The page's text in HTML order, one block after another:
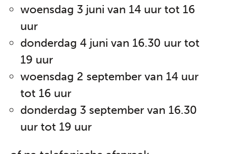
woensdag 3 juni van 14 uur tot 16
uur
donderdag 4 juni van 16.30 uur tot
19 uur
woensdag 2 september van 14 uur
tot 16 uur
donderdag 3 september van 16.30
uur tot 19 uur